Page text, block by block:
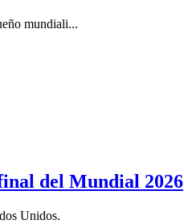
mundiali...
del Mundial 2026
Unidos.